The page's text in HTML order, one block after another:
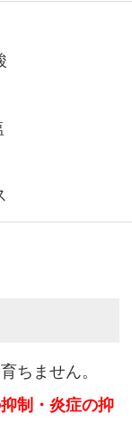
ちません。
制・炎症の抑